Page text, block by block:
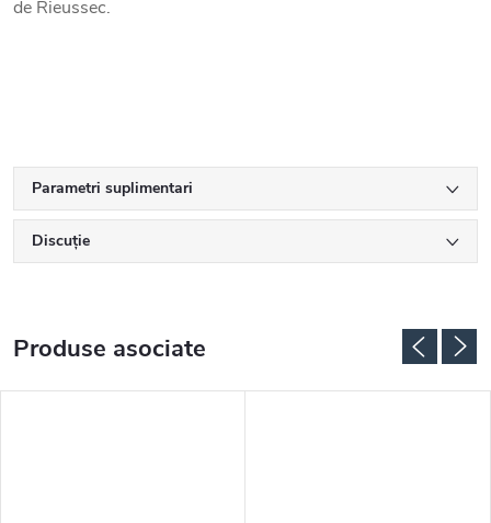
de Rieussec.
Parametri suplimentari
Discuţie
Produse asociate